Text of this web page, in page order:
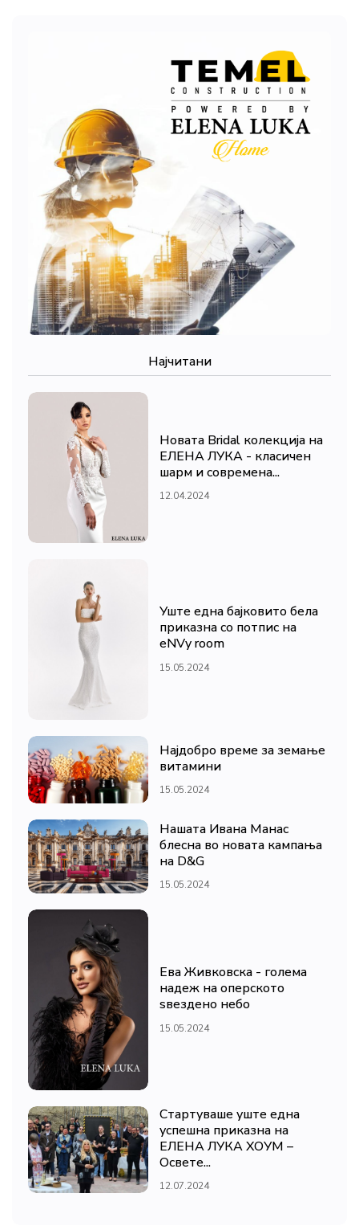
Најчитани
Новата Bridal колекција на
ЕЛЕНА ЛУКА - класичен
шарм и современа...
12.04.2024
Уште една бајковито бела
приказна со потпис на
eNVy room
15.05.2024
Најдобро време за земање
витамини
15.05.2024
Нашата Ивана Манас
блесна во новата кампања
на D&G
15.05.2024
Ева Живковска - голема
надеж на оперското
ѕвездено небо
15.05.2024
Стартуваше уште една
успешна приказна на
ЕЛЕНА ЛУКА ХОУМ –
Освете...
12.07.2024